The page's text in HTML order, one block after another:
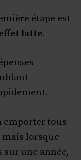
étape est
effet latte.
emporter tous
lorsque
sur une année,